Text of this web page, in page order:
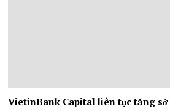
VietinBank Capital liên tục tăng